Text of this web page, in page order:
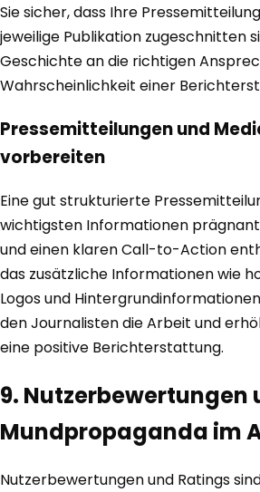
Sie sicher, dass Ihre
jeweilige Publikation zugeschnitten
Geschichte an die richtigen
Wahrscheinlichkeit einer
Pressemitteilungen und
vorbereiten
Eine gut strukturierte
wichtigsten Informationen
und einen klaren Call-to-Action
das zusätzliche Informationen wie
Logos und
den Journalisten die Arbeit und
eine positive Berichterstattung.
9. Nutzerbewertungen
Mundpropaganda im
Nutzerbewertungen und Ratings